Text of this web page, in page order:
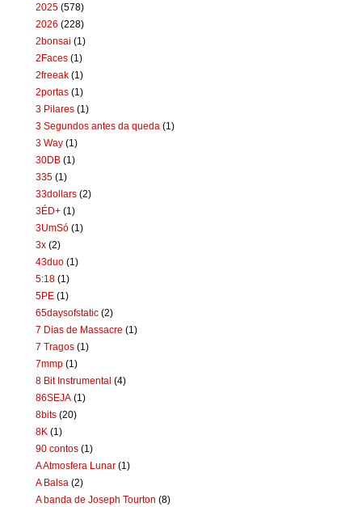
2025 (578)
2026 (228)
2bonsai (1)
2Faces (1)
2freeak (1)
2portas (1)
3 Pilares (1)
3 Segundos antes da queda (1)
3 Way (1)
30DB (1)
335 (1)
33dollars (2)
3ÉD+ (1)
3UmSó (1)
3x (2)
43duo (1)
5:18 (1)
5PE (1)
65daysofstatic (2)
7 Dias de Massacre (1)
7 Tragos (1)
7mmp (1)
8 Bit Instrumental (4)
86SEJA (1)
8bits (20)
8K (1)
90 contos (1)
A Atmosfera Lunar (1)
A Balsa (2)
A banda de Joseph Tourton (8)